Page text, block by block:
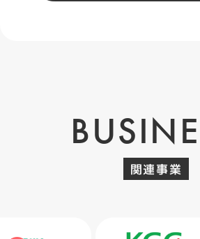
関連事業